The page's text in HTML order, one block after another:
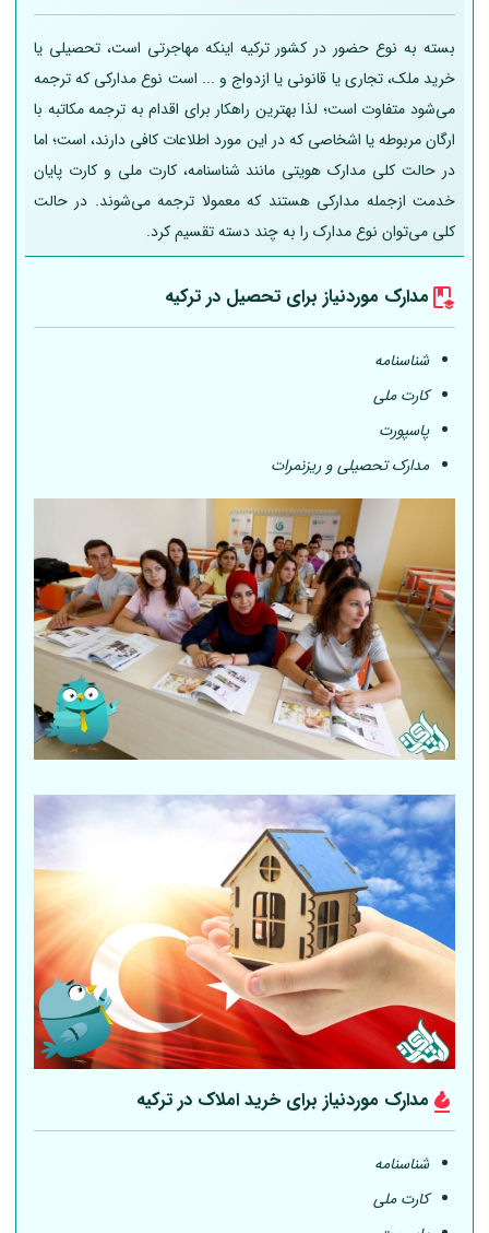
بسته به نوع حضور در کشور ترکیه اینکه مهاجرتی است، تحصیلی یا
خرید ملک، تجاری یا قانونی یا ازدواج و ... است نوع مدارکی که ترجمه
می‌شود متفاوت است؛ لذا بهترین راهکار برای اقدام به ترجمه مکاتبه با
ارگان مربوطه یا اشخاصی که در این مورد اطلاعات کافی دارند، است؛ اما
در حالت کلی مدارک هویتی مانند شناسنامه، کارت ملی و کارت پایان
خدمت ازجمله مدارکی هستند که معمولا ترجمه می‌شوند. در حالت
کلی می‌توان نوع مدارک را به چند دسته تقسیم کرد.
مدارک موردنیاز برای تحصیل در ترکیه
شناسنامه
کارت ملی
پاسپورت
مدارک تحصیلی و ریزنمرات
مدارک موردنیاز برای خرید املاک در ترکیه
شناسنامه
کارت ملی